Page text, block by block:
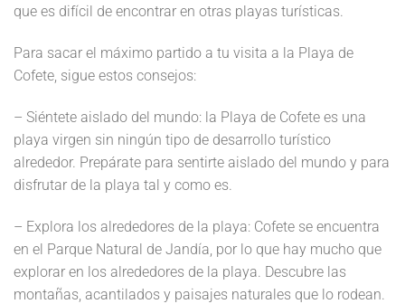
que es difícil de encontrar en otras playas turísticas.
Para sacar el máximo partido a tu visita a la Playa de
Cofete, sigue estos consejos:
– Siéntete aislado del mundo: la Playa de Cofete es una
playa virgen sin ningún tipo de desarrollo turístico
alrededor. Prepárate para sentirte aislado del mundo y para
disfrutar de la playa tal y como es.
– Explora los alrededores de la playa: Cofete se encuentra
en el Parque Natural de Jandía, por lo que hay mucho que
explorar en los alrededores de la playa. Descubre las
montañas, acantilados y paisajes naturales que lo rodean.